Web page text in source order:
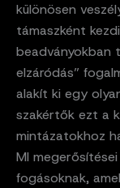
különösen
támaszként
beadványokban
elzáródás”
alakít ki egy
szakértők ezt a
mintázatokhoz
MI
fogásoknak,